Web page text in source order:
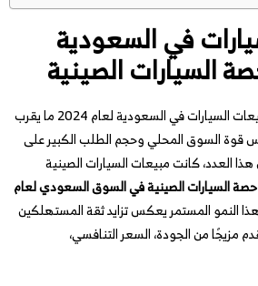
في السعودية
وفقًا للبيانات، بلغ إجمالي مبيعات السيارات في السعودية لعام 2024 ما يقرب
قوة السوق المحلي وحجم الطلب الكبير على
العدد، كانت مبيعات السيارات الصينية
حصة السيارات الصينية في السوق السعودي لعام
النمو المستمر يعكس تزايد ثقة المستهلكين
مزيجًا من الجودة، السعر التنافسي،